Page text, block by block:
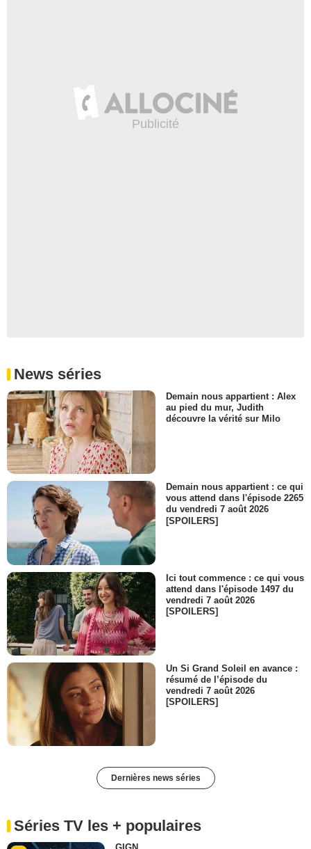
News séries
Demain nous appartient : Alex
au pied du mur, Judith
découvre la vérité sur Milo
Demain nous appartient : ce qui
vous attend dans l'épisode 2265
du vendredi 7 août 2026
[SPOILERS]
Ici tout commence : ce qui vous
attend dans l'épisode 1497 du
vendredi 7 août 2026
[SPOILERS]
Un Si Grand Soleil en avance :
résumé de l’épisode du
vendredi 7 août 2026
[SPOILERS]
Dernières news séries
Séries TV les + populaires